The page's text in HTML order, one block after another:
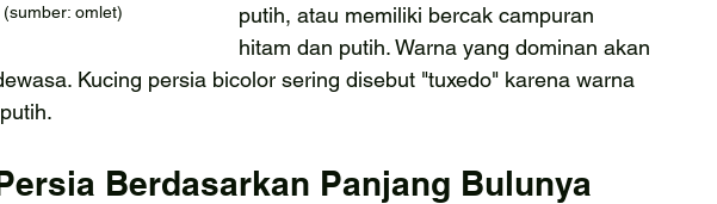
omlet)
putih, atau memiliki bercak campuran
hitam dan putih. Warna yang dominan akan
Kucing persia bicolor sering disebut "tuxedo" karena warna
Berdasarkan Panjang Bulunya